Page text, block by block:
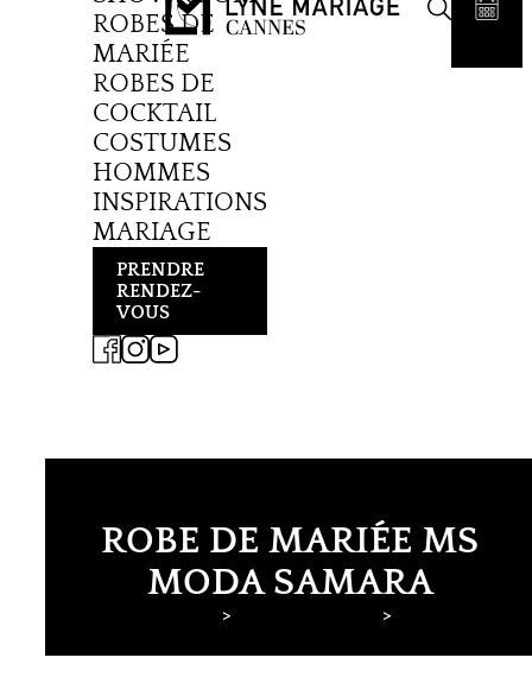
ROBES DE
MARIÉE
ROBES DE
COCKTAIL
COSTUMES
HOMMES
INSPIRATIONS
MARIAGE
PRENDRE
RENDEZ-
VOUS
ROBE DE MARIÉE MS
MODA SAMARA